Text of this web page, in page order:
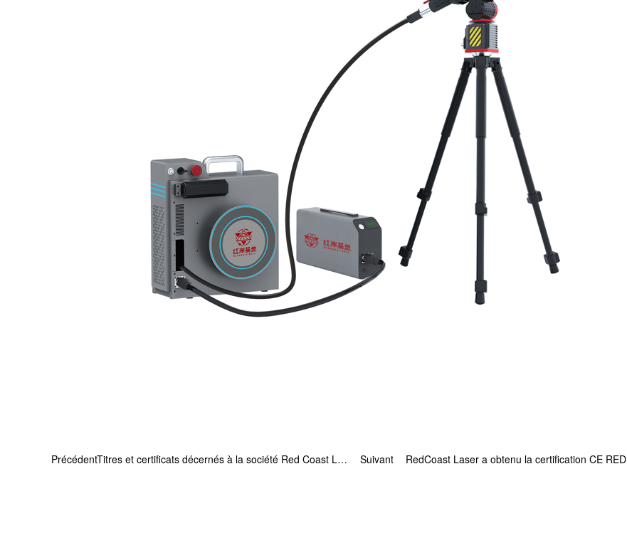
Précédent Titres et certificats décernés à la société Red Coast Laser en 2025 Suivant RedCoast Laser a obtenu la certification CE RED